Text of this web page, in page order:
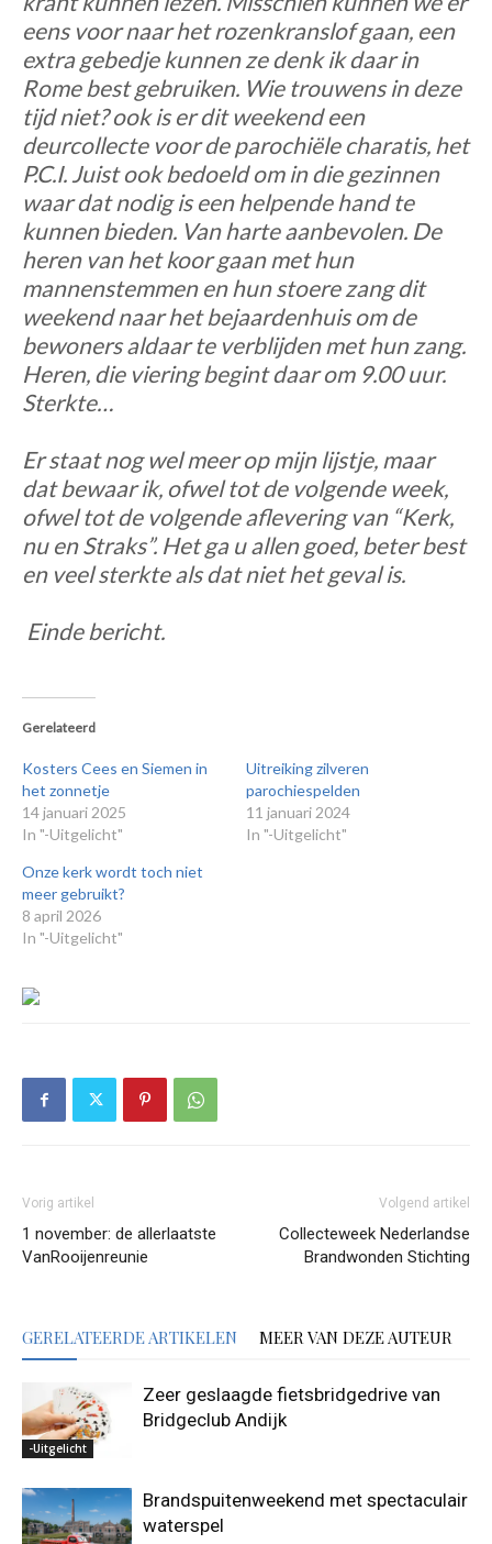
eens voor naar het rozenkranslof gaan, een
extra gebedje kunnen ze denk ik daar in
Rome best gebruiken. Wie trouwens in deze
tijd niet? ook is er dit weekend een
deurcollecte voor de parochiële charatis, het
P.C.I. Juist ook bedoeld om in die gezinnen
waar dat nodig is een helpende hand te
kunnen bieden. Van harte aanbevolen. De
heren van het koor gaan met hun
mannenstemmen en hun stoere zang dit
weekend naar het bejaardenhuis om de
bewoners aldaar te verblijden met hun zang.
Heren, die viering begint daar om 9.00 uur.
Sterkte…
Er staat nog wel meer op mijn lijstje, maar
dat bewaar ik, ofwel tot de volgende week,
ofwel tot de volgende aflevering van “Kerk,
nu en Straks”. Het ga u allen goed, beter best
en veel sterkte als dat niet het geval is.
Einde bericht.
Gerelateerd
Kosters Cees en Siemen in
het zonnetje
14 januari 2025
In "-Uitgelicht"
Uitreiking zilveren
parochiespelden
11 januari 2024
In "-Uitgelicht"
Onze kerk wordt toch niet
meer gebruikt?
8 april 2026
In "-Uitgelicht"
Vorig artikel
1 november: de allerlaatste
VanRooijenreunie
Volgend artikel
Collecteweek Nederlandse
Brandwonden Stichting
GERELATEERDE ARTIKELEN MEER VAN DEZE AUTEUR
-Uitgelicht
Zeer geslaagde fietsbridgedrive van
Bridgeclub Andijk
Brandspuitenweekend met spectaculair
waterspel